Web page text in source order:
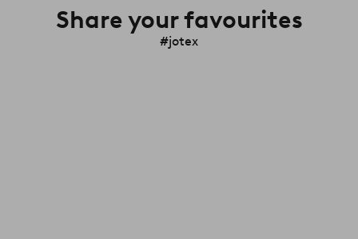
Share your favourites
#jotex